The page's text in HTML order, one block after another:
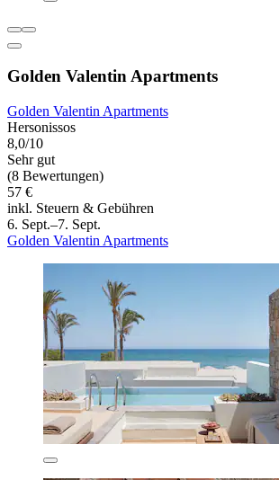
Golden Valentin Apartments
Golden Valentin Apartments
Hersonissos
8,0/10
Sehr gut
(8 Bewertungen)
57 €
inkl. Steuern & Gebühren
6. Sept.–7. Sept.
Golden Valentin Apartments